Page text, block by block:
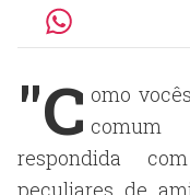
"C omo
comum
respondida
peculiares de